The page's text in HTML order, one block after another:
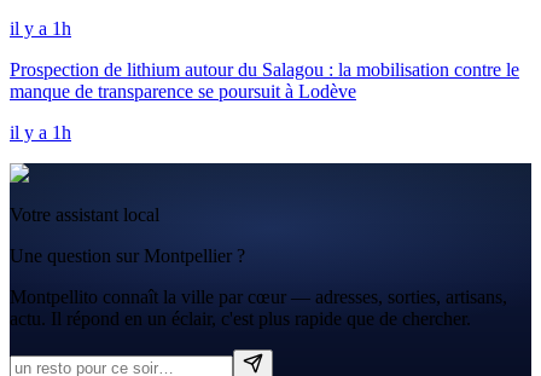
il y a 1h
Prospection de lithium autour du Salagou : la mobilisation contre le
manque de transparence se poursuit à Lodève
il y a 1h
Votre assistant local
Une question sur Montpellier ?
Montpellito connaît la ville par cœur — adresses, sorties, artisans,
actu. Il répond en un éclair, c'est plus rapide que de chercher.